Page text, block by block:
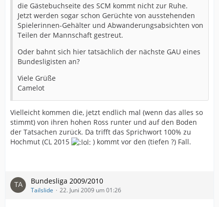
die Gästebuchseite des SCM kommt nicht zur Ruhe.
Jetzt werden sogar schon Gerüchte von ausstehenden
Spielerinnen-Gehälter und Abwanderungsabsichten von
Teilen der Mannschaft gestreut.
Oder bahnt sich hier tatsächlich der nächste GAU eines
Bundesligisten an?
Viele Grüße
Camelot
Vielleicht kommen die, jetzt endlich mal (wenn das alles so
stimmt) von ihren hohen Ross runter und auf den Boden
der Tatsachen zurück. Da trifft das Sprichwort 100% zu
Hochmut (CL 2015
) kommt vor den (tiefen ?) Fall.
Bundesliga 2009/2010
Tailslide 22. Juni 2009 um 01:26